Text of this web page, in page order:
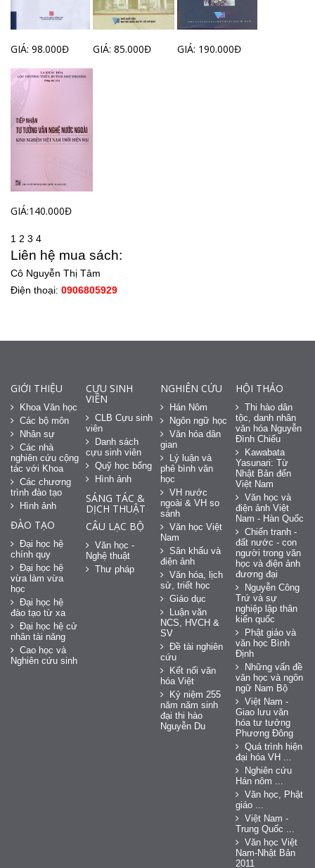
GIÁ: 98.000Đ GIÁ: 85.000Đ GIÁ: 190.000Đ
GIÁ:140.000Đ
1 2 3 4
Liên hệ mua sách:
Cô Nguyễn Thị Tâm
Điện thoại: 0906805929
GIỚI THIỆU
Khoa Văn học
Các bộ môn
Nhân sự
Các nhà
nghiên cứu cộng
tác với Khoa
Các chương
trình đào tạo
Hình ảnh
ĐÀO TẠO
Đại học hệ
chính quy
Đại học hệ
vừa làm vừa
học
Đại học hệ
đào tạo từ xa
Đại học hệ cử
nhân tài năng
Cao học và
Nghiên cứu sinh
CỰU SINH
VIÊN
CLB Cựu sinh
viên
Danh sách
cựu sinh viên
Quỹ học bổng
Hình ảnh
SÁNG TÁC &
DỊCH THUẬT
CÂU LẠC BỘ
Văn học -
Nghệ thuật
Thư pháp
NGHIÊN CỨU
Hán Nôm
Ngôn ngữ học
Văn hóa dân
gian
Lý luận và
phê bình văn
học
VH nước
ngoài & VH so
sánh
Văn học Việt
Nam
Sân khấu và
điện ảnh
Văn hóa, lịch
sử, triết học
Giáo dục
Luận văn
NCS, HVCH &
SV
Đề tài nghiên
cứu
Kết nối văn
hóa Việt
Kỷ niệm 255
năm năm sinh
đại thi hào
Nguyễn Du
HỘI THẢO
Thi hào dân
tộc, danh nhân
văn hóa Nguyễn
Đình Chiểu
Kawabata
Yasunari: Từ
Nhật Bản đến
Việt Nam
Văn học và
điện ảnh Việt
Nam - Hàn Quốc
Chiến tranh -
đất nước - con
người trong văn
học và điện ảnh
đương đại
Nguyễn Công
Trứ và sự
nghiệp lập thân
kiến quốc
Phật giáo và
văn học Bình
Định
Những vấn đề
văn học và ngôn
ngữ Nam Bộ
Việt Nam -
Giao lưu văn
hóa tư tưởng
Phương Đông
Quá trình hiện
đại hóa VH ...
Nghiên cứu
Hán nôm ...
Văn học, Phật
giáo ...
Việt Nam -
Trung Quốc ...
Văn học Việt
Nam-Nhật Bản
2011